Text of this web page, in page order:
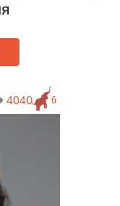
6
4040